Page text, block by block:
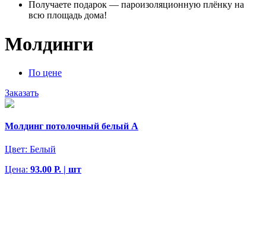
Получаете подарок — пароизоляционную плёнку на
всю площадь дома!
Молдинги
По цене
Заказать
Молдинг потолочный белый А
Цвет: Белый
Цена: 93.00 Р. | шт